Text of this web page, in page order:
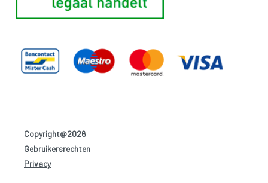
Copyright@2026
Gebruikersrechten
Privacy-